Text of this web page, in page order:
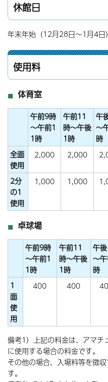
休館日
年末年始（12月28日～1月4日）
使用料
体育室
午前9時
～午前1
1時
午前11
時～午後
1時
午
～
時
全面
使用
2,000 2,000
2分
の1
使用
1,000 1,000
卓球場
午前9時
～午前1
1時
午前11
時～午後
1時
午
～
時
1
面
使
用
400 400
備考1）上記の料金は、アマチ
に使用する場合の料金です。
その他の場合、入場料等を徴
す。